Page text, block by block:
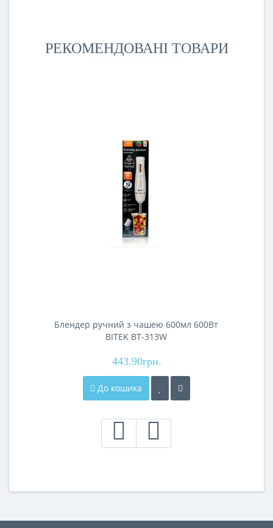
РЕКОМЕНДОВАНІ ТОВАРИ
Блендер ручний з чашею 600мл 600Вт
BITEK BT-313W
443.90грн.
До кошика